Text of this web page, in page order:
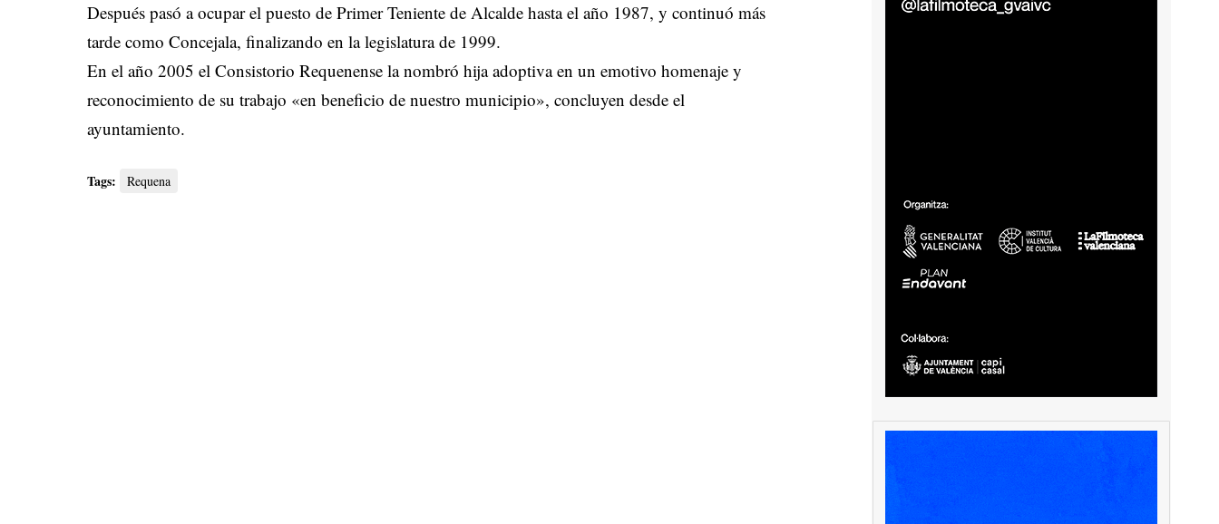
Después pasó a ocupar el puesto de Primer Teniente de Alcalde hasta el año 1987, y continuó más
tarde como Concejala, finalizando en la legislatura de 1999.
En el año 2005 el Consistorio Requenense la nombró hija adoptiva en un emotivo homenaje y
reconocimiento de su trabajo «en beneficio de nuestro municipio», concluyen desde el
ayuntamiento.
Tags: Requena